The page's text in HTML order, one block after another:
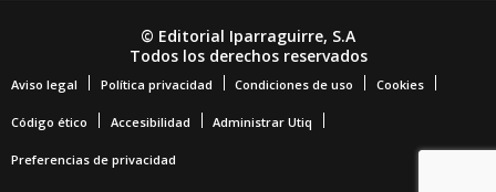
© Editorial Iparraguirre, S.A
Todos los derechos reservados
Aviso legal Política privacidad Condiciones de uso Cookies
Código ético Accesibilidad Administrar Utiq
Preferencias de privacidad